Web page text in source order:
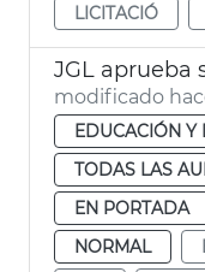
LICITACIÓ
modificado
EDUCACIÓN Y
TODAS LAS
EN PORTADA
NORMAL